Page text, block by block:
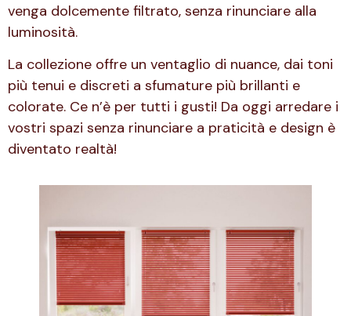
venga dolcemente filtrato, senza rinunciare alla
luminosità.
La collezione offre un ventaglio di nuance, dai toni
più tenui e discreti a sfumature più brillanti e
colorate. Ce n’è per tutti i gusti! Da oggi arredare i
vostri spazi senza rinunciare a praticità e design è
diventato realtà!